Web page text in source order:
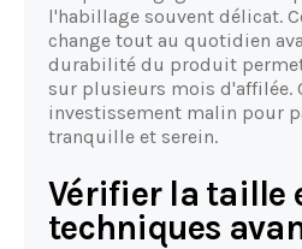
l'habillage souvent délicat.
change tout au quotidien
durabilité du produit
sur plusieurs mois d'affilée.
investissement malin pour
tranquille et serein.
Vérifier la taille
techniques